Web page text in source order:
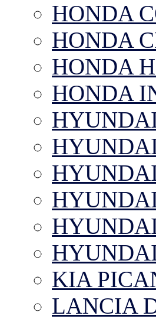
HONDA
HONDA
HONDA
HONDA
KIA
LANCIA